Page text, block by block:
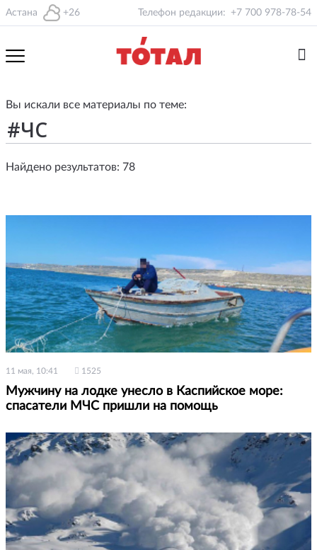
Астана +26 Телефон редакции: +7 700 978-78-54
Вы искали все материалы по теме:
Найдено результатов: 78
11 мая, 10:41 1525
Мужчину на лодке унесло в Каспийское море:
спасатели МЧС пришли на помощь